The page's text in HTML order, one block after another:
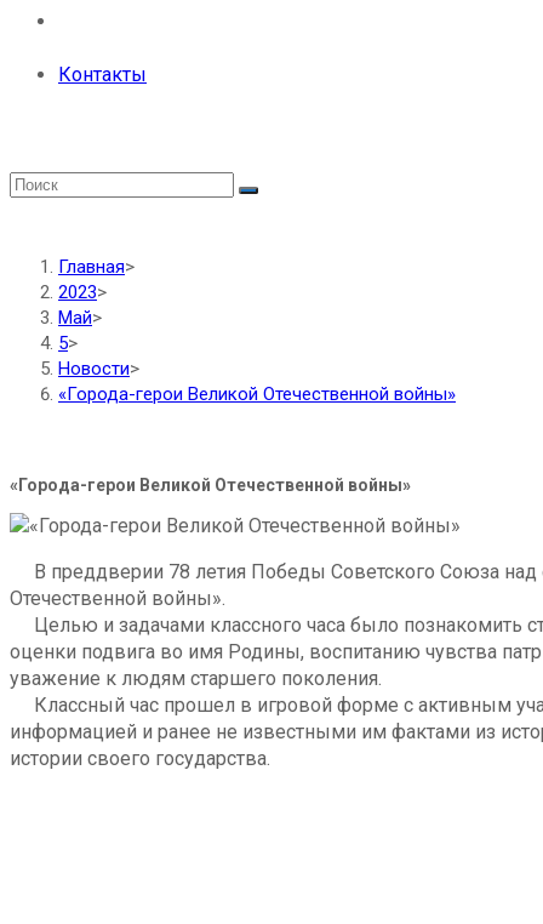
Контакты
Главная>
2023>
Май>
5>
Новости>
«Города-герои Великой Отечественной войны»
«Города-герои Великой Отечественной войны»
В преддверии 78 летия Победы Советского Союза над
Отечественной войны».
Целью и задачами классного часа было познакомить
оценки подвига во имя Родины, воспитанию чувства
уважение к людям старшего поколения.
Классный час прошел в игровой форме с активным
информацией и ранее не известными им фактами из
истории своего государства.